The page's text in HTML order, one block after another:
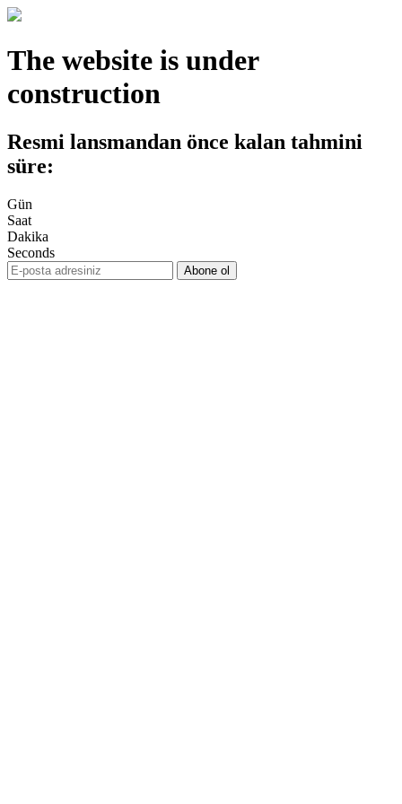
The website is under
construction
Resmi lansmandan önce kalan tahmini
süre:
Gün
Saat
Dakika
Seconds